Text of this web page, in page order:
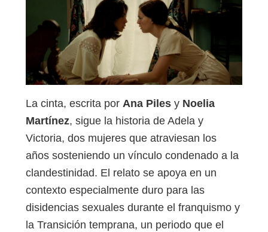
La cinta, escrita por Ana Piles y Noelia
Martínez, sigue la historia de Adela y
Victoria, dos mujeres que atraviesan los
años sosteniendo un vínculo condenado a la
clandestinidad. El relato se apoya en un
contexto especialmente duro para las
disidencias sexuales durante el franquismo y
la Transición temprana, un periodo que el